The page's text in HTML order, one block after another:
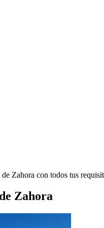
Zahora con todos tus
Zahora